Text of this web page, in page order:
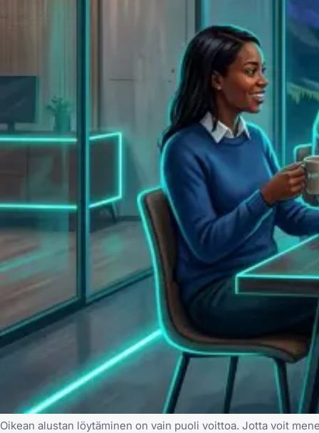
Oikean alustan löytäminen on vain puoli voittoa. Jotta voit